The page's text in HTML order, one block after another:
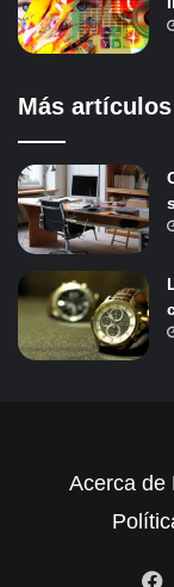
Más artículos
Acerca de